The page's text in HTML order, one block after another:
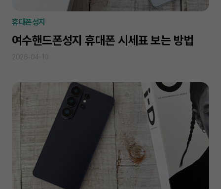
휴대폰성지
여수핸드폰성지 휴대폰 시세표 보는 방법